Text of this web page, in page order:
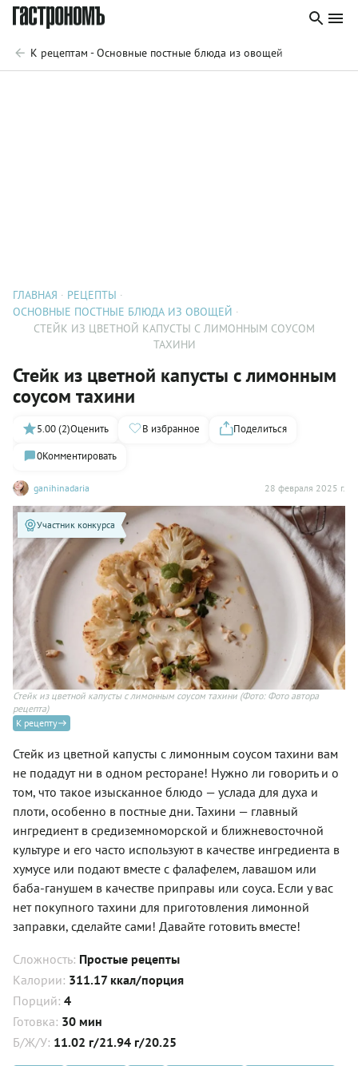
К рецептам - Основные постные блюда из овощей
ГЛАВНАЯ
РЕЦЕПТЫ
ОСНОВНЫЕ ПОСТНЫЕ БЛЮДА ИЗ ОВОЩЕЙ
СТЕЙК ИЗ ЦВЕТНОЙ КАПУСТЫ С ЛИМОННЫМ СОУСОМ
ТАХИНИ
Стейк из цветной капусты с лимонным
соусом тахини
ganihinadaria 28 февраля 2025 г.
5.00 (2)Оценить В избранное
Поделиться
0Комментировать
Участник конкурса
Стейк из цветной капусты с лимонным соусом тахини (Фото: Фото автора
рецепта)
К рецепту
Стейк из цветной капусты с лимонным соусом тахини вам
не подадут ни в одном ресторане! Нужно ли говорить и о
том, что такое изысканное блюдо — услада для духа и
плоти, особенно в постные дни. Тахини — главный
ингредиент в средиземноморской и ближневосточной
культуре и его часто используют в качестве ингредиента в
хумусе или подают вместе с фалафелем, лавашом или
баба-ганушем в качестве приправы или соуса. Если у вас
нет покупного тахини для приготовления лимонной
заправки, сделайте сами! Давайте готовить вместе!
Сложность: Простые рецепты
Калории: 311.17 ккал/порция
Порций: 4
Готовка: 30 мин
Б/Ж/У: 11.02 г/21.94 г/20.25